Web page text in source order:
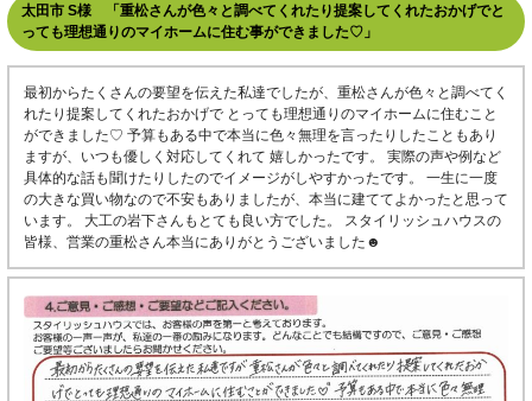
太田市 S様 「重松さんが色々と調べてくれたり提案してくれたおかげでと
っても理想通りのマイホームに住む事ができました♡」
最初からたくさんの要望を伝えた私達でしたが、重松さんが色々と調べてく
れたり提案してくれたおかげで とっても理想通りのマイホームに住むこと
ができました♡ 予算もある中で本当に色々無理を言ったりしたこともあり
ますが、いつも優しく対応してくれて 嬉しかったです。 実際の声や例など
具体的な話も聞けたりしたのでイメージがしやすかったです。 一生に一度
の大きな買い物なので不安もありましたが、本当に建ててよかったと思って
います。 大工の岩下さんもとても良い方でした。 スタイリッシュハウスの
皆様、営業の重松さん本当にありがとうございました☻